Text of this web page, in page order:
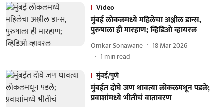
Video
मुंबई लोकलमध्ये महिलेचा अश्लील डान्स,
पुरुषाला ही मारहाण; व्हिडिओ व्हायरल
Omkar Sonawane
18 Mar 2026
1 min read
मुंबई/पुणे
मुंबईत दोघे जण धावत्या लोकलमधून पडले;
प्रवाशांमध्ये भीतीचं वातावरण